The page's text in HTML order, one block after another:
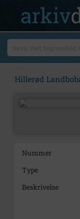
Hillerød
Nummer
Type
Beskrivelse